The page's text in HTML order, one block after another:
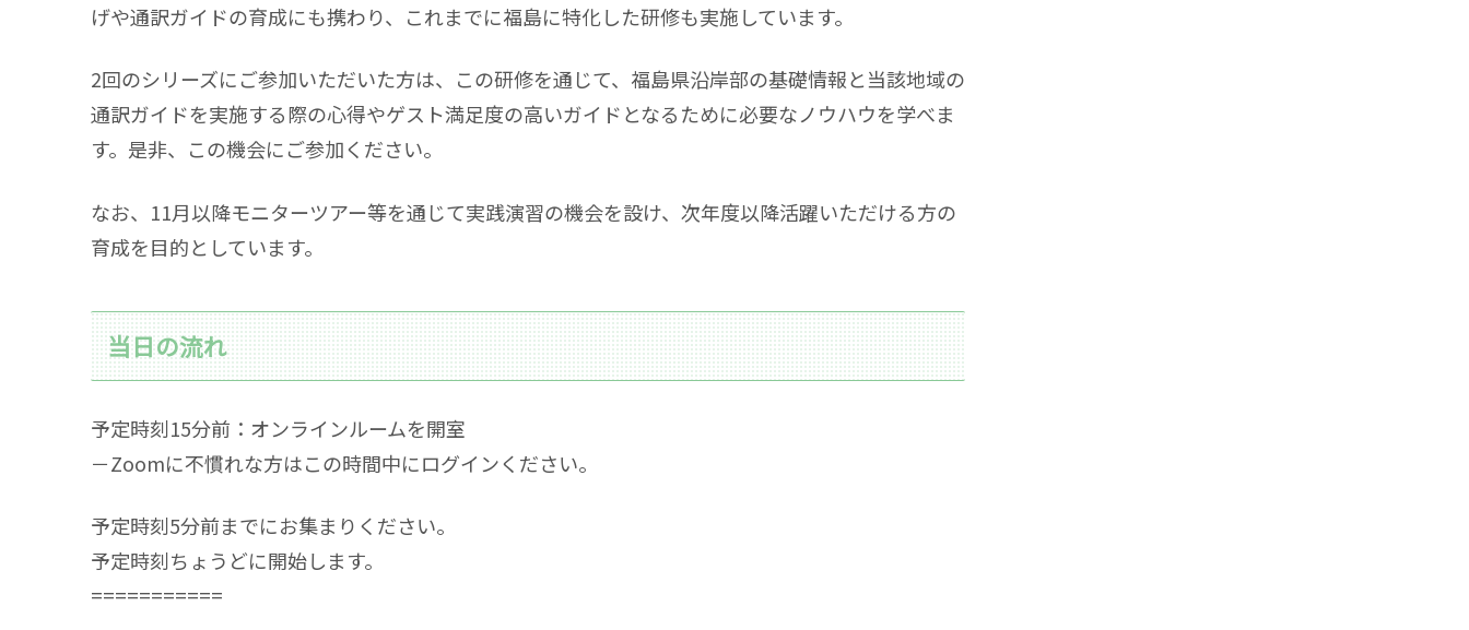
げや通訳ガイドの育成にも携わり、これまでに福島に特化した研修も実施しています。
2回のシリーズにご参加いただいた方は、この研修を通じて、福島県沿岸部の基礎情報と当該地域の
通訳ガイドを実施する際の心得やゲスト満足度の高いガイドとなるために必要なノウハウを学べま
す。是非、この機会にご参加ください。
なお、11月以降モニターツアー等を通じて実践演習の機会を設け、次年度以降活躍いただける方の
育成を目的としています。
当日の流れ
予定時刻15分前：オンラインルームを開室
－Zoomに不慣れな方はこの時間中にログインください。
予定時刻5分前までにお集まりください。
予定時刻ちょうどに開始します。
===========